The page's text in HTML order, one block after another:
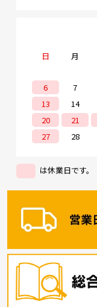
日 月
6
7
13
14
20
21
27
28
は休業日です。